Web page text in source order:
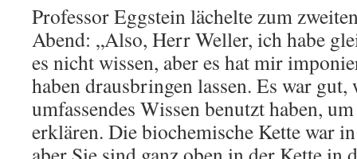
Professor Eggstein lächelte zum
Abend: „Also, Herr Weller, ich habe
es nicht wissen, aber es hat mir
haben drausbringen lassen. Es war
umfassendes Wissen benutzt haben,
erklären. Die biochemische Kette war